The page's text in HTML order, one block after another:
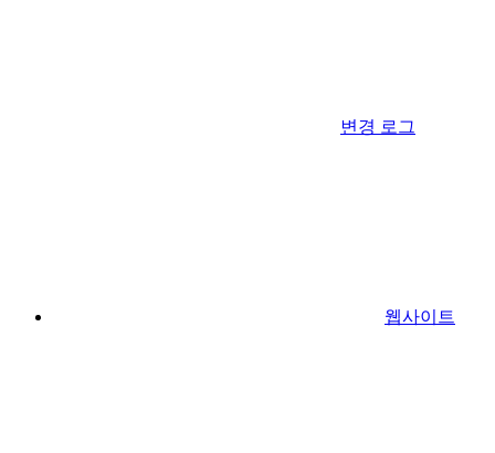
변경 로그
웹사이트